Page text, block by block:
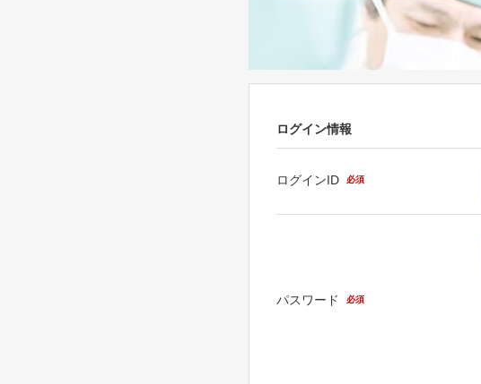
ログイン情報
ログインID 必須
パスワード 必須